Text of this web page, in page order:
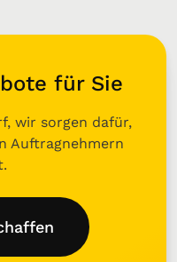
für Sie
wir sorgen dafür,
Auftragnehmern